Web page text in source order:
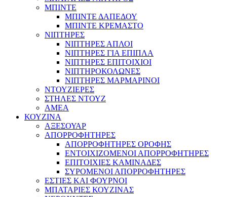
ΜΠΙΝΤΕ
ΜΠΙΝΤΕ ΔΑΠΕΔΟΥ
ΜΠΙΝΤΕ ΚΡΕΜΑΣΤΟ
ΝΙΠΤΗΡΕΣ
ΝΙΠΤΗΡΕΣ ΑΠΛΟΙ
ΝΙΠΤΗΡΕΣ ΓΙΑ ΕΠΙΠΛΑ
ΝΙΠΤΗΡΕΣ ΕΠΙΤΟΙΧΙΟΙ
ΝΙΠΤΗΡΟΚΟΛΩΝΕΣ
ΝΙΠΤΗΡΕΣ ΜΑΡΜΑΡΙΝΟΙ
ΝΤΟΥΖΙΕΡΕΣ
ΣΤΗΛΕΣ ΝΤΟΥΖ
ΑΜΕΑ
ΚΟΥΖΙΝΑ
ΑΞΕΣΟΥΑΡ
ΑΠΟΡΡΟΦΗΤΗΡΕΣ
ΑΠΟΡΡΟΦΗΤΗΡΕΣ ΟΡΟΦΗΣ
ΕΝΤΟΙΧΙΖΟΜΕΝΟΙ ΑΠΟΡΡΟΦΗΤΗΡΕΣ
ΕΠΙΤΟΙΧΙΕΣ ΚΑΜΙΝΑΔΕΣ
ΣΥΡΟΜΕΝΟΙ ΑΠΟΡΡΟΦΗΤΗΡΕΣ
ΕΣΤΙΕΣ ΚΑΙ ΦΟΥΡΝΟΙ
ΜΠΑΤΑΡΙΕΣ ΚΟΥΖΙΝΑΣ